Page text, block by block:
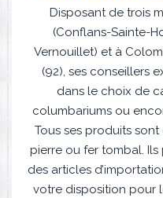
Disposant de trois
(Conflans-Sainte-
Vernouillet) et à
(92), ses conseillers
dans le choix de
columbariums ou
Tous ses produits sont
pierre ou fer tombal.
des articles
votre disposition pour